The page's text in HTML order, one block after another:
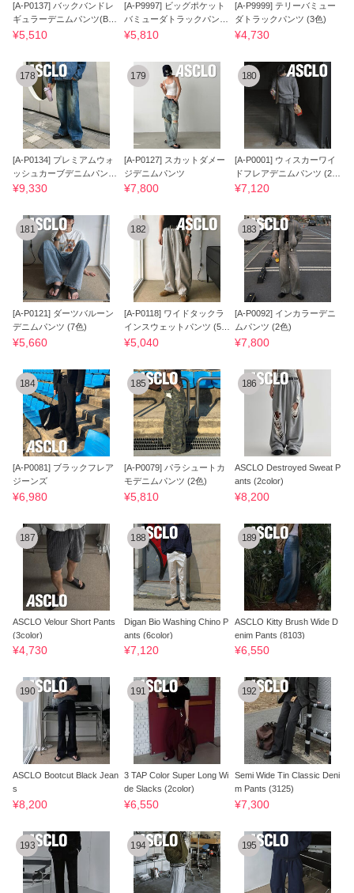
[A-P0137] バックバンドレ
ギュラーデニムパンツ(Bei
ge Tin)
¥5,510
[A-P9997] ビッグポケット
バミューダトラックパンツ
(4色)
¥5,810
[A-P9999] テリーバミュー
ダトラックパンツ (3色)
¥4,730
178
[A-P0134] プレミアムウォ
ッシュカーブデニムパンツ
(2色)
¥9,330
179
[A-P0127] スカットダメー
ジデニムパンツ
¥7,800
180
[A-P0001] ウィスカーワイ
ドフレアデニムパンツ (2
色)
¥7,120
181
[A-P0121] ダーツバルーン
デニムパンツ (7色)
¥5,660
182
[A-P0118] ワイドタックラ
インスウェットパンツ (5
色)
¥5,040
183
[A-P0092] インカラーデニ
ムパンツ (2色)
¥7,800
184
[A-P0081] ブラックフレア
ジーンズ
¥6,980
185
[A-P0079] パラシュートカ
モデニムパンツ (2色)
¥5,810
186
ASCLO Destroyed Sweat P
ants (2color)
¥8,200
187
ASCLO Velour Short Pants
(3color)
¥4,730
188
Digan Bio Washing Chino P
ants (6color)
¥7,120
189
ASCLO Kitty Brush Wide D
enim Pants (8103)
¥6,550
190
ASCLO Bootcut Black Jean
s
¥8,200
191
3 TAP Color Super Long Wi
de Slacks (2color)
¥6,550
192
Semi Wide Tin Classic Deni
m Pants (3125)
¥7,300
193 194 195